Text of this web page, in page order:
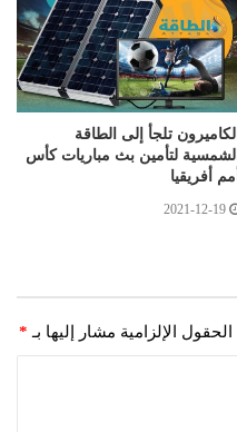
الكاميرون تلجأ إلى الطاقة
الشمسية لتأمين بث مباريات كأس
أمم أفريقيا
2021-12-19
الحقول الإلزامية مشار إليها بـ *